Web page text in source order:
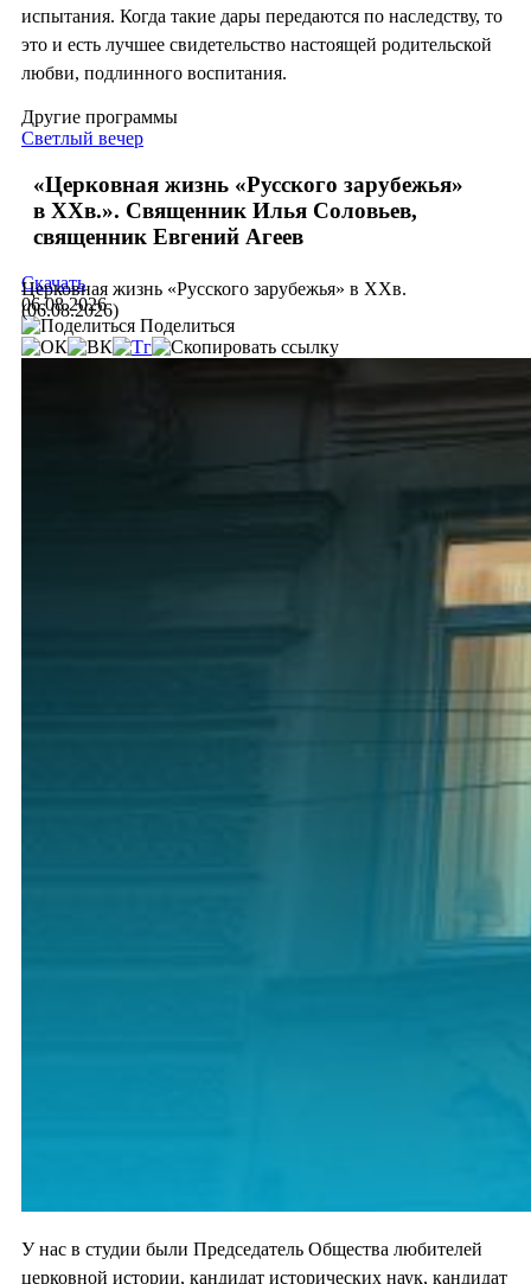
испытания. Когда такие дары передаются по наследству, то
это и есть лучшее свидетельство настоящей родительской
любви, подлинного воспитания.
Другие программы
Светлый вечер
«Церковная жизнь «Русского зарубежья»
в ХХв.». Священник Илья Соловьев,
священник Евгений Агеев
Церковная жизнь «Русского зарубежья» в ХХв.
(06.08.2026)
Скачать
06.08.2026
Поделиться
У нас в студии были Председатель Общества любителей
церковной истории, кандидат исторических наук, кандидат